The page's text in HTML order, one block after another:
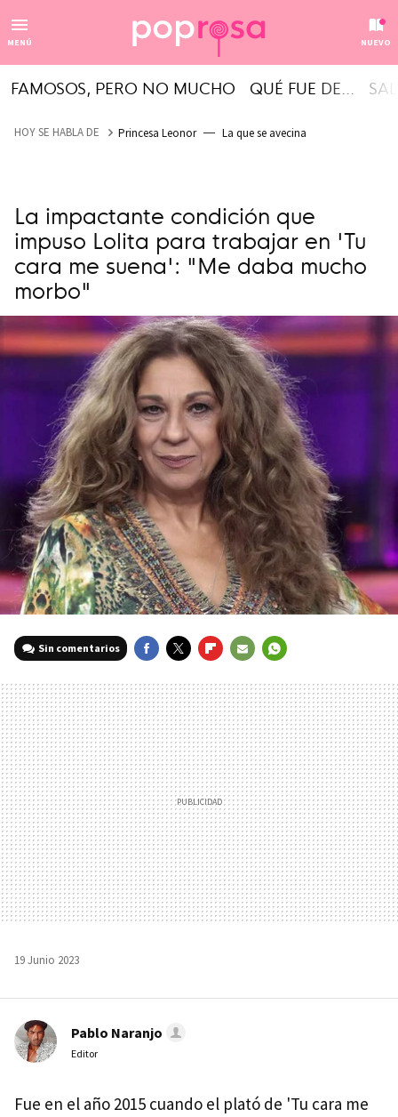
MENÚ NUEVO
FAMOSOS, PERO NO MUCHO QUÉ FUE DE...
HOY SE HABLA DE Princesa Leonor La que se avecina
La impactante condición que
impuso Lolita para trabajar en 'Tu
cara me suena': "Me daba mucho
morbo"
Sin comentarios
MAIL
19 Junio 2023
Pablo Naranjo
Editor
Fue en el año 2015 cuando el plató de 'Tu cara me